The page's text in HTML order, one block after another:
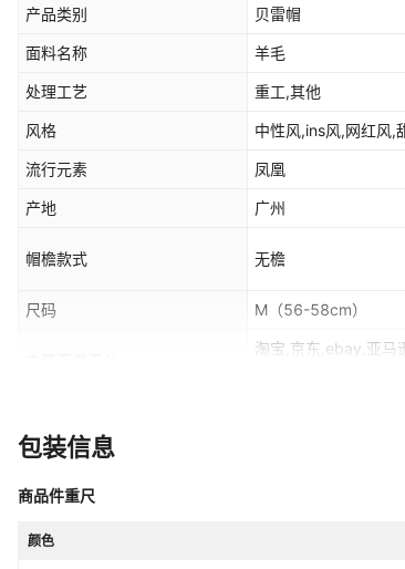
产品类别 贝雷帽
面料名称 羊毛
处理工艺 重工,其他
风格 中性风,ins风,网红风,
流行元素 凤凰
产地 广州
帽檐款式 无檐
尺码 M（56-58cm）
淘宝,京东,ebay,亚马
风格分类
包装信息
商品件重尺
颜色